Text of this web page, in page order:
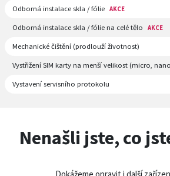
Odborná instalace skla / fólie AKCE
Odborná instalace skla / fólie na celé tělo AKCE
Mechanické čištění (prodlouží životnost)
Vystřižení SIM karty na menší velikost (micro,
Vystavení servisního protokolu
Nenašli jste, co